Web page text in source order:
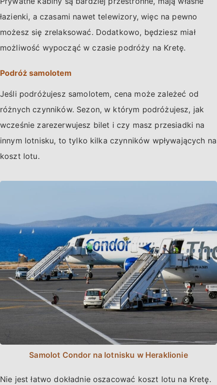
łazienki, a czasami nawet telewizory, więc na pewno
możesz się zrelaksować. Dodatkowo, będziesz miał
możliwość wypocząć w czasie podróży na Kretę.
Podróż samolotem
Jeśli podróżujesz samolotem, cena może zależeć od
różnych czynników. Sezon, w którym podróżujesz, jak
wcześnie zarezerwujesz bilet i czy masz przesiadki na
innym lotnisku, to tylko kilka czynników wpływających na
koszt lotu.
Samolot Condor na lotnisku w Heraklionie
Nie jest łatwo dokładnie oszacować koszt lotu na Kretę.